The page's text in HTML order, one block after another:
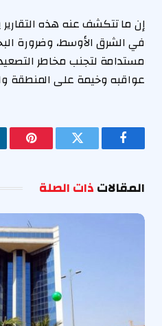
إن ما تتكشف عنه هذه
في الشرق الأوسط، وضرورة
مستدامة لتجنب مخاطر
عواقبه وخيمة على المنطقة
فيسبوك تويتر
المقالاتذات الصلة